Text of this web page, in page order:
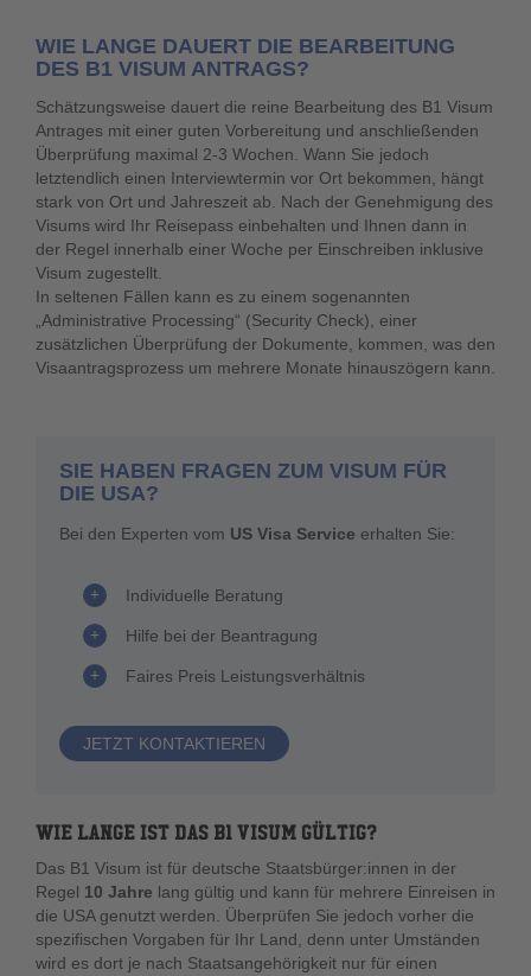
WIE LANGE DAUERT DIE BEARBEITUNG
DES B1 VISUM ANTRAGS?
Schätzungsweise dauert die reine Bearbeitung des B1 Visum
Antrages mit einer guten Vorbereitung und anschließenden
Überprüfung maximal 2-3 Wochen. Wann Sie jedoch
letztendlich einen Interviewtermin vor Ort bekommen, hängt
stark von Ort und Jahreszeit ab. Nach der Genehmigung des
Visums wird Ihr Reisepass einbehalten und Ihnen dann in
der Regel innerhalb einer Woche per Einschreiben inklusive
Visum zugestellt.
In seltenen Fällen kann es zu einem sogenannten
„Administrative Processing“ (Security Check), einer
zusätzlichen Überprüfung der Dokumente, kommen, was den
Visaantragsprozess um mehrere Monate hinauszögern kann.
SIE HABEN FRAGEN ZUM VISUM FÜR
DIE USA?
Bei den Experten vom US Visa Service erhalten Sie:
Individuelle Beratung
Hilfe bei der Beantragung
Faires Preis Leistungsverhältnis
JETZT KONTAKTIEREN
WIE LANGE IST DAS B1 VISUM GÜLTIG?
Das B1 Visum ist für deutsche Staatsbürger:innen in der
Regel 10 Jahre lang gültig und kann für mehrere Einreisen in
die USA genutzt werden. Überprüfen Sie jedoch vorher die
spezifischen Vorgaben für Ihr Land, denn unter Umständen
wird es dort je nach Staatsangehörigkeit nur für einen